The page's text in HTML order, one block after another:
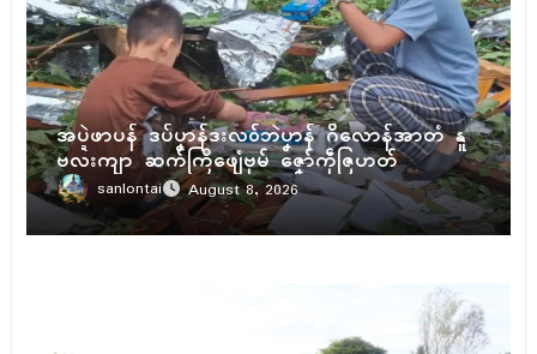
ပရိုၚ်
အပ္ဍဲဖာပန် ဒပ်ပၞာန်ဒးလဝ်ဘဲပၞာန် ဂိလောန်အာတံ နူ
ဗလးကျာ ဆက်ကြဳဖျေံဗုမ် ဇၞော်ကဵုဇြဟတ်
sanlontai August 8, 2026